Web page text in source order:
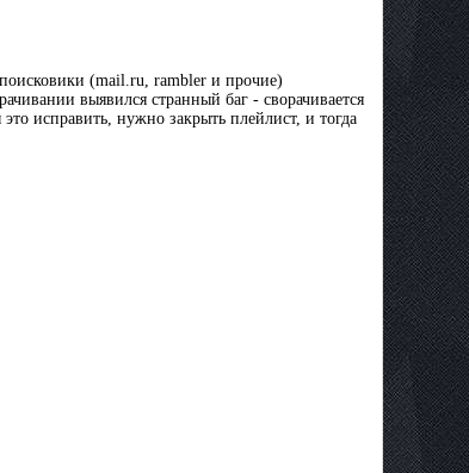
(mail.ru, rambler и прочие)
выявился странный баг - сворачивается
исправить, нужно закрыть плейлист, и тогда